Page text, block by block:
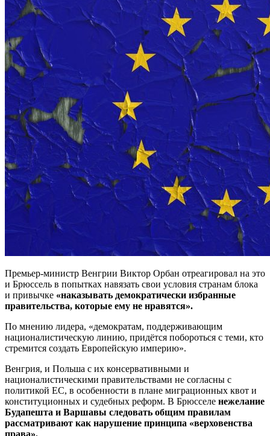
Премьер-министр Венгрии Виктор Орбан отреагировал на это
и Брюссель в попытках навязать свои условия странам блока
и привычке «наказывать демократически избранные
правительства, которые ему не нравятся».
По мнению лидера, «демократам, поддерживающим
националистическую линию, придётся побороться с теми, кто
стремится создать Европейскую империю».
Венгрия, и Польша с их консервативными и
националистическими правительствами не согласны с
политикой ЕС, в особенности в плане миграционных квот и
конституционных и судебных реформ. В Брюсселе нежелание
Будапешта и Варшавы следовать общим правилам
рассматривают как нарушение принципа «верховенства
права».